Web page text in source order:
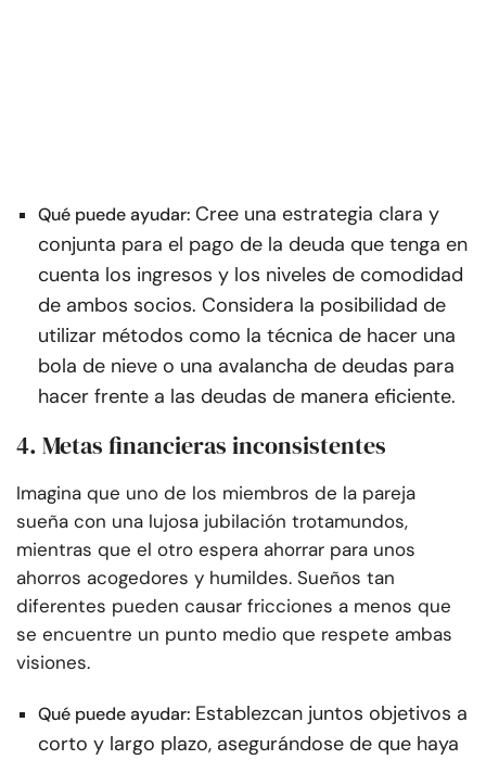
Qué puede ayudar: Cree una estrategia clara y
conjunta para el pago de la deuda que tenga en
cuenta los ingresos y los niveles de comodidad
de ambos socios. Considera la posibilidad de
utilizar métodos como la técnica de hacer una
bola de nieve o una avalancha de deudas para
hacer frente a las deudas de manera eficiente.
4. Metas financieras inconsistentes
Imagina que uno de los miembros de la pareja
sueña con una lujosa jubilación trotamundos,
mientras que el otro espera ahorrar para unos
ahorros acogedores y humildes. Sueños tan
diferentes pueden causar fricciones a menos que
se encuentre un punto medio que respete ambas
visiones.
Qué puede ayudar: Establezcan juntos objetivos a
corto y largo plazo, asegurándose de que haya